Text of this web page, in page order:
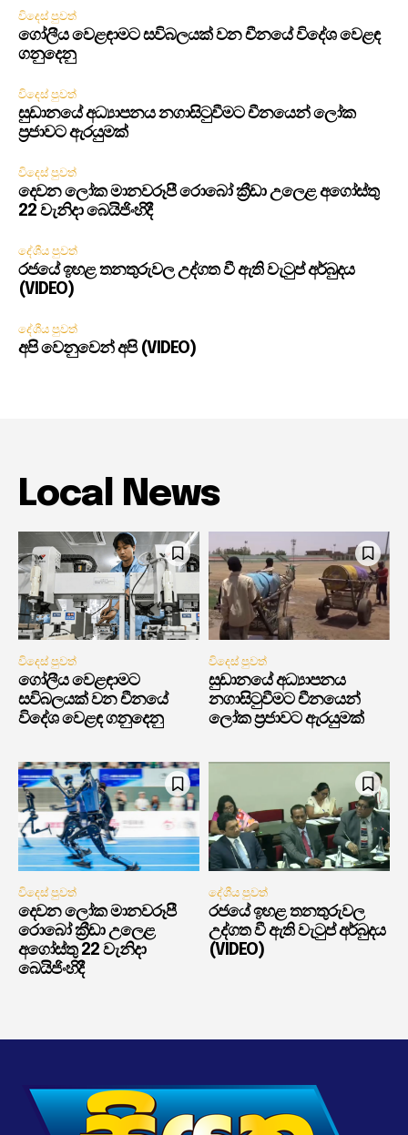
විදෙස් පුවත්
ගෝලීය වෙළඳාමට සවිබලයක් වන චීනයේ විදේශ වෙළඳ
ගනුදෙනු
විදෙස් පුවත්
සුඩානයේ අධ්‍යාපනය නගාසිටුවීමට චීනයෙන් ලෝක
ප්‍රජාවට ඇරයුමක්
විදෙස් පුවත්
දෙවන ලෝක මානවරූපී රොබෝ ක්‍රීඩා උලෙළ අගෝස්තු
22 වැනිදා බෙයිජිංහිදී
දේශීය පුවත්
රජයේ ඉහළ තනතුරුවල උද්ගත වී ඇති වැටුප් අර්බුදය
(VIDEO)
දේශීය පුවත්
අපි වෙනුවෙන් අපි (VIDEO)
Local News
විදෙස් පුවත්
ගෝලීය වෙළඳාමට
සවිබලයක් වන චීනයේ
විදේශ වෙළඳ ගනුදෙනු
විදෙස් පුවත්
සුඩානයේ අධ්‍යාපනය
නගාසිටුවීමට චීනයෙන්
ලෝක ප්‍රජාවට ඇරයුමක්
විදෙස් පුවත්
දෙවන ලෝක මානවරූපී
රොබෝ ක්‍රීඩා උලෙළ
අගෝස්තු 22 වැනිදා
බෙයිජිංහිදී
දේශීය පුවත්
රජයේ ඉහළ තනතුරුවල
උද්ගත වී ඇති වැටුප් අර්බුදය
(VIDEO)